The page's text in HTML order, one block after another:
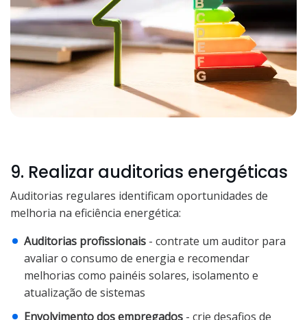
9. Realizar auditorias energéticas
Auditorias regulares identificam oportunidades de
melhoria na eficiência energética:
Auditorias profissionais - contrate um auditor para
avaliar o consumo de energia e recomendar
melhorias como painéis solares, isolamento e
atualização de sistemas
Envolvimento dos empregados - crie desafios de